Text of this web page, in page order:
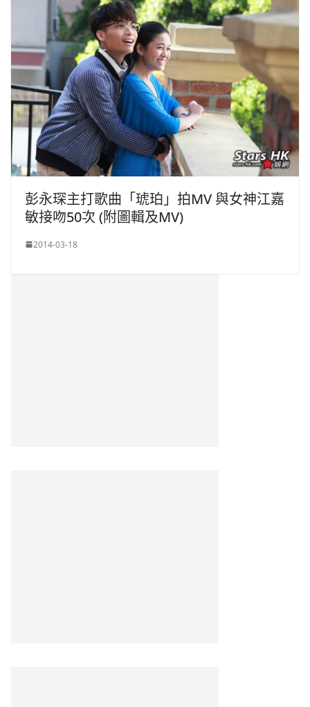
彭永琛主打歌曲「琥珀」拍MV 與女神江嘉
敏接吻50次 (附圖輯及MV)
2014-03-18